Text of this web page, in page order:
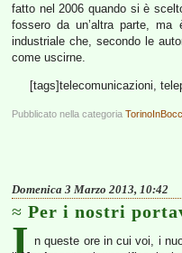
fatto nel 2006 quando si è
fossero da un’altra parte,
industriale che, secondo le
come uscirne.
[tags]telecomunicazioni,
Pubblicato nella categoria
Domenica 3 Marzo 2013, 10:42
Per i nostri
I n queste ore in cui voi, i